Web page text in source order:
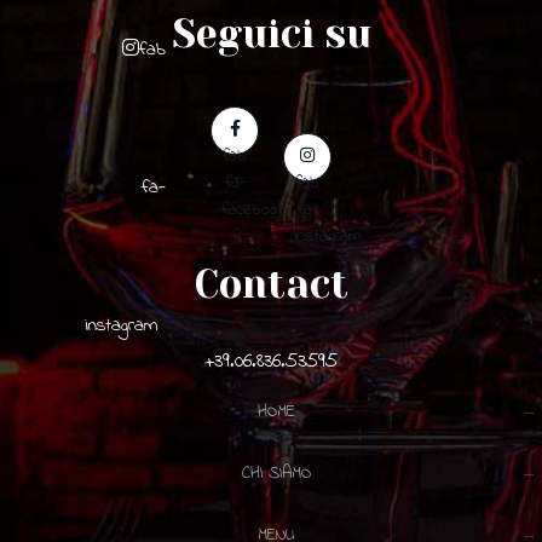
fab
fa-
instagram
Seguici su
fab
fa-
facebook-
f
fab
fa-
instagram
Contact
+39.06.836.53595
HOME
CHI SIAMO
MENU